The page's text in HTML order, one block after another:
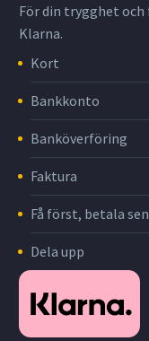
För din trygghet
Klarna.
Kort
Bankkonto
Banköverföring
Faktura
Få först, betala sen
Dela upp